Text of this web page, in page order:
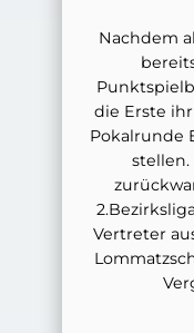
Nachdem
die Erste
Pokalrunde
stellen.
Vertreter